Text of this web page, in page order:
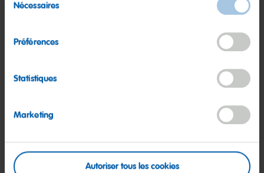
duNécessaires
Préférences
Statistiques
Marketing
Autoriser tous les cookies